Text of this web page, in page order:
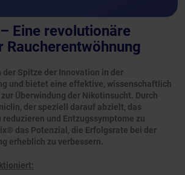
Eine revolutionäre
Raucherentwöhnung
Spitze der Innovation in der
und bietet eine effektive, wissenschaftlich
Überwindung der Nikotinsucht. Durch
der speziell darauf abzielt, das
reduzieren und Entzugssymptome zu
das Potenzial, die Erfolgsrate bei der
erheblich zu verbessern.